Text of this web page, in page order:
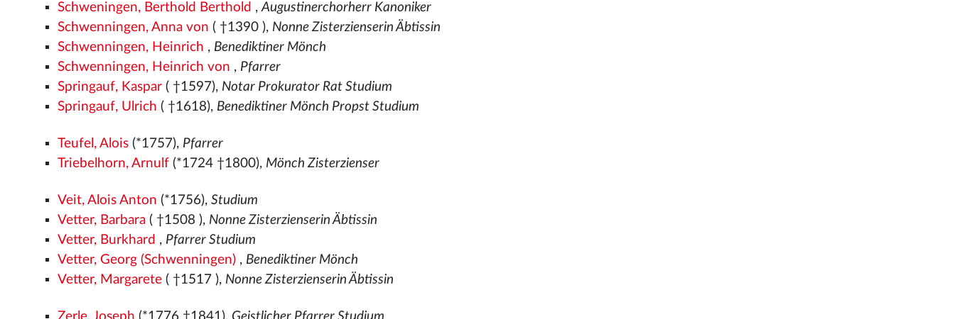
Schweningen, Berthold Berthold ,Augustinerchorherr Kanoniker
Schwenningen, Anna von ( †1390 ), Nonne Zisterzienserin Äbtissin
Schwenningen, Heinrich , Benediktiner Mönch
Schwenningen, Heinrich von , Pfarrer
Springauf, Kaspar ( †1597), Notar Prokurator Rat Studium
Springauf, Ulrich ( †1618), Benediktiner Mönch Propst Studium
Teufel, Alois (*1757), Pfarrer
Triebelhorn, Arnulf (*1724 †1800), Mönch Zisterzienser
Veit, Alois Anton (*1756),Studium
Vetter, Barbara ( †1508 ), Nonne Zisterzienserin Äbtissin
Vetter, Burkhard , Pfarrer Studium
Vetter, Georg (Schwenningen) , Benediktiner Mönch
Vetter, Margarete ( †1517 ), Nonne Zisterzienserin Äbtissin